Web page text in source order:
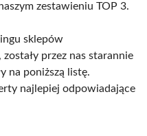
zestawieniu TOP 3.
sklepów
przez nas starannie
na poniższą listę.
najlepiej odpowiadające